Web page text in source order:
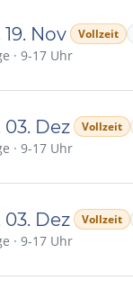
19. Nov Vollzeit
· 9-17 Uhr
03. Dez Vollzeit
· 9-17 Uhr
03. Dez Vollzeit
· 9-17 Uhr